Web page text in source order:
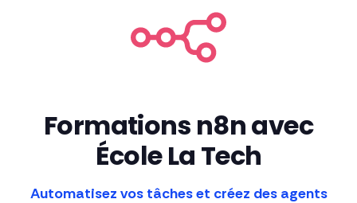
Formations n8n avec
École La Tech
Automatisez vos tâches et créez des agents